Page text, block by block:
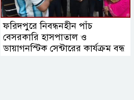
ফরিদপুরে নিবন্ধনহীন পাঁচ
বেসরকারি হাসপাতাল ও
ডায়াগনস্টিক সেন্টারের কার্যক্রম বন্ধ